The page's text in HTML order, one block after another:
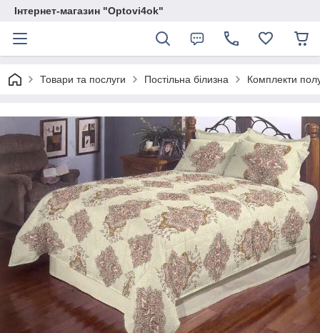
Інтернет-магазин "Optovi4ok"
Товари та послуги Постільна білизна Комплекти